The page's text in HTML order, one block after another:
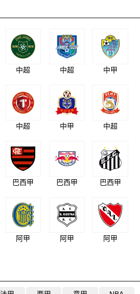
中超 中超 中甲
中超 中甲 中超
巴西甲 巴西甲 巴西甲
阿甲 阿甲 阿甲